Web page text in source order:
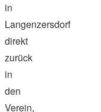
in
Langenzersdorf
direkt
zurück
in
den
Verein,